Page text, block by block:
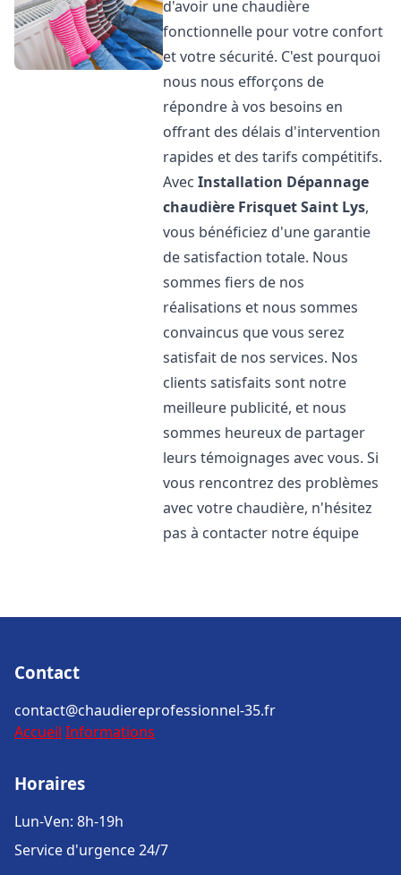
d'avoir une chaudière
fonctionnelle pour votre confort
et votre sécurité. C'est pourquoi
nous nous efforçons de
répondre à vos besoins en
offrant des délais d'intervention
rapides et des tarifs compétitifs.
AvecInstallation Dépannage
chaudière FrisquetSaint Lys,
vous bénéficiez d'une garantie
de satisfaction totale. Nous
sommes fiers de nos
réalisations et nous sommes
convaincus que vous serez
satisfait de nos services. Nos
clients satisfaits sont notre
meilleure publicité, et nous
sommes heureux de partager
leurs témoignages avec vous. Si
vous rencontrez des problèmes
avec votre chaudière, n'hésitez
pas à contacter notre équipe
Contact
contact@chaudiereprofessionnel-35.fr
Accueil Informations
Horaires
Lun-Ven: 8h-19h
Service d'urgence 24/7